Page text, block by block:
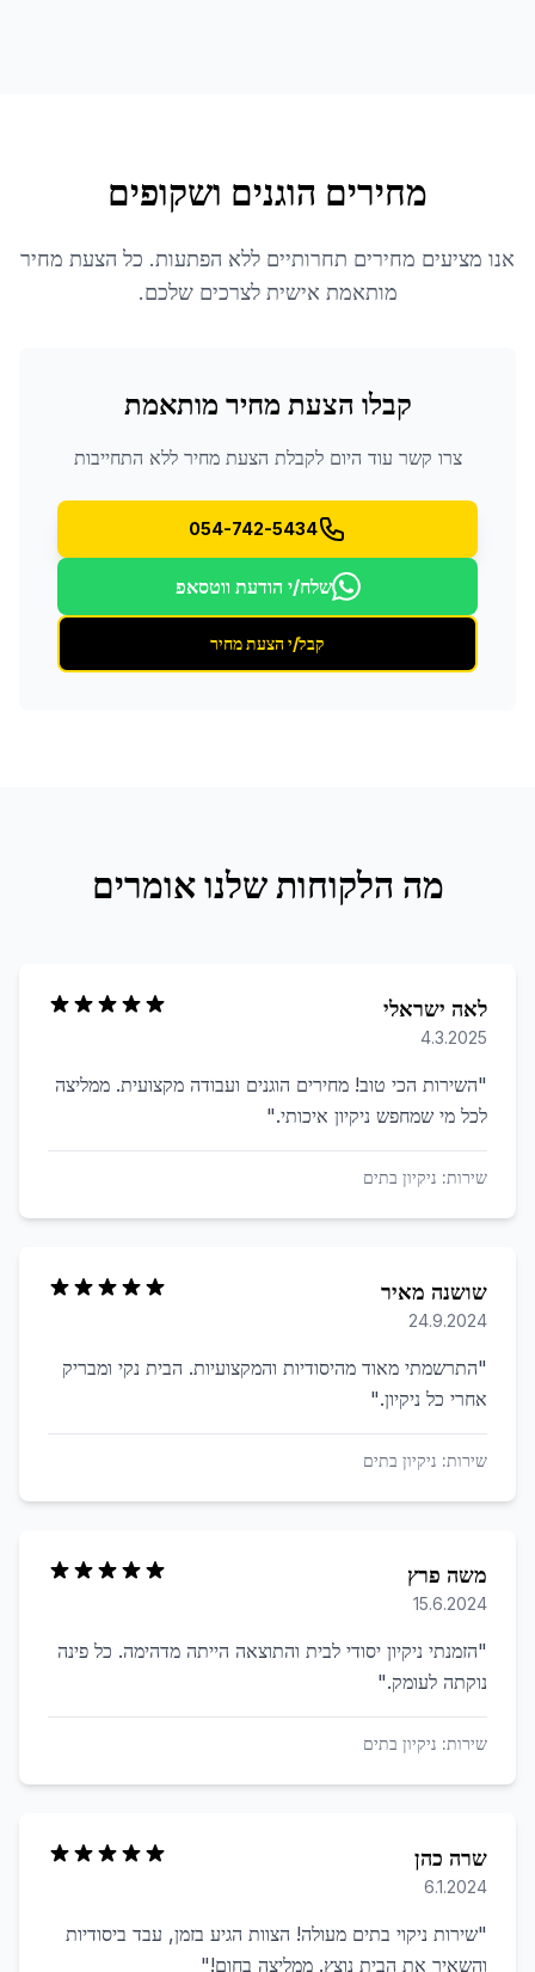
מחירים הוגנים ושקופים
אנו מציעים מחירים תחרותיים ללא הפתעות. כל הצעת מחיר
מותאמת אישית לצרכים שלכם.
קבלו הצעת מחיר מותאמת
צרו קשר עוד היום לקבלת הצעת מחיר ללא התחייבות
054-742-5434
שלח/י הודעת ווטסאפ
קבל/י הצעת מחיר
מה הלקוחות שלנו אומרים
לאה ישראלי
4.3.2025
"השירות הכי טוב! מחירים הוגנים ועבודה מקצועית. ממליצה
לכל מי שמחפש ניקיון איכותי."
שירות: ניקיון בתים
שושנה מאיר
24.9.2024
"התרשמתי מאוד מהיסודיות והמקצועיות. הבית נקי ומבריק
אחרי כל ניקיון."
שירות: ניקיון בתים
משה פרץ
15.6.2024
"הזמנתי ניקיון יסודי לבית והתוצאה הייתה מדהימה. כל פינה
נוקתה לעומק."
שירות: ניקיון בתים
שרה כהן
6.1.2024
"שירות ניקוי בתים מעולה! הצוות הגיע בזמן, עבד ביסודיות
והשאיר את הבית נוצץ. ממליצה בחום!"